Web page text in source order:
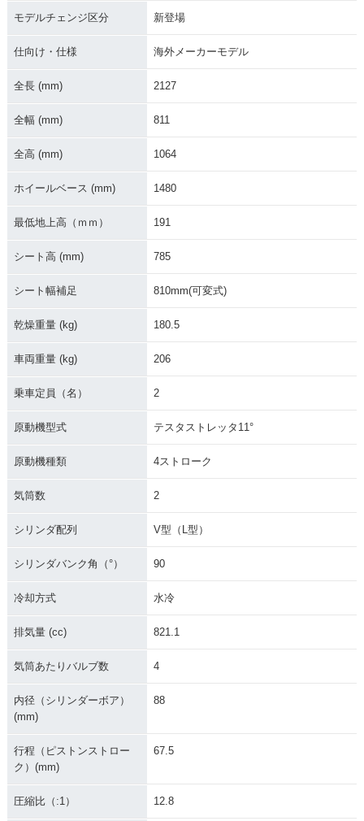
モデルチェンジ区分 新登場
仕向け・仕様 海外メーカーモデル
全長 (mm) 2127
全幅 (mm) 811
全高 (mm) 1064
ホイールベース (mm) 1480
最低地上高（ｍｍ） 191
シート高 (mm) 785
シート幅補足 810mm(可変式)
乾燥重量 (kg) 180.5
車両重量 (kg) 206
乗車定員（名） 2
原動機型式 テスタストレッタ11°
原動機種類 4ストローク
気筒数 2
シリンダ配列 V型（L型）
シリンダバンク角（°） 90
冷却方式 水冷
排気量 (cc) 821.1
気筒あたりバルブ数 4
内径（シリンダーボア）
(mm)
88
行程（ピストンストロー
ク）(mm)
67.5
圧縮比（:1） 12.8